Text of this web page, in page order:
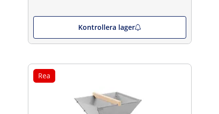
Kontrollera lager
Rea